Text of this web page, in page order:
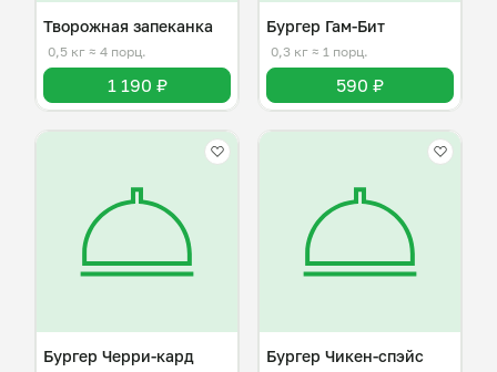
Творожная запеканка
0,5 кг ≈ 4 порц.
1 190 ₽
Бургер Гам-Бит
0,3 кг ≈ 1 порц.
590 ₽
Бургер Черри-кард Бургер Чикен-спэйс